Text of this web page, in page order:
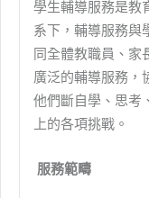
學生輔導服務是教
系下，輔導服務與
同全體教職員、家
廣泛的輔導服務，
他們斷自學、思考
上的各項挑戰。
服務範疇